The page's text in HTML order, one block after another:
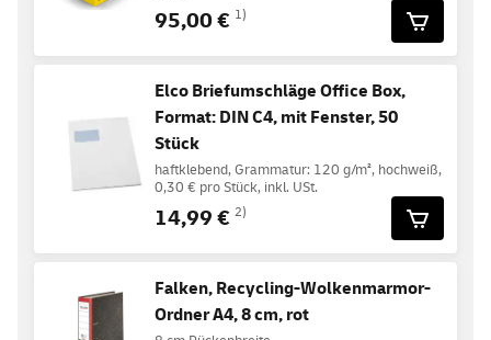
95,00 € 1)
Elco Briefumschläge Office Box,
Format: DIN C4, mit Fenster, 50
Stück
haftklebend, Grammatur: 120 g/m², hochweiß,
0,30 € pro Stück, inkl. USt.
14,99 € 2)
Falken, Recycling-Wolkenmarmor-
Ordner A4, 8 cm, rot